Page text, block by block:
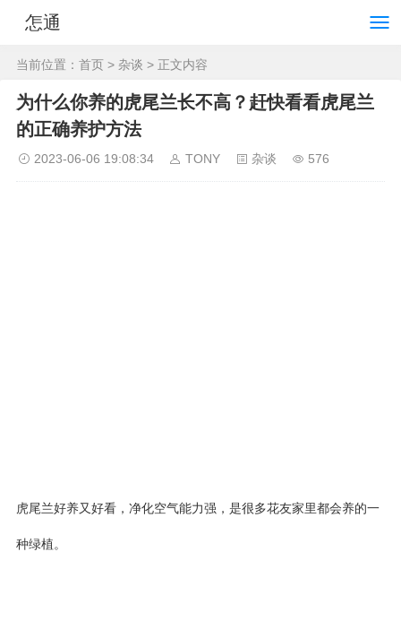
怎通
当前位置： 首页 > 杂谈 > 正文内容
为什么你养的虎尾兰长不高？赶快看看虎尾兰
的正确养护方法
2023-06-06 19:08:34 TONY 杂谈 576
虎尾兰好养又好看，净化空气能力强，是很多花友家里都会养的一
种绿植。